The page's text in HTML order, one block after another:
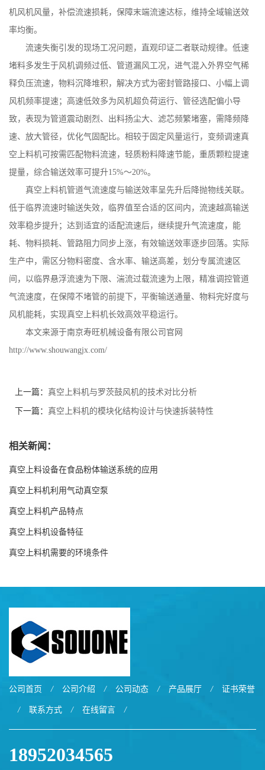
机风机风量，补偿流速损耗，保障末端流速达标，维持全域输送效
率均衡。
流速失衡引发的现场工况问题，直观印证二者联动规律。低速
堵料多发生于风机调频过低、管道漏风工况，进气混入外界空气稀
释负压流速，物料沉降堆积，解决方式为密封管路接口、小幅上调
风机频率提速；高速低效多为风机超负荷运行、管径选配偏小导
致，表现为管道震动剧烈、出料扬尘大、滤芯频繁堵塞，需降频降
速、放大管径，优化气固配比。相较于固定风量运行，变频调速真
空上料机可按需匹配物料流速，轻质粉料降速节能，重质颗粒提速
提量，综合输送效率可提升15%～20%。
真空上料机管道气流速度与输送效率呈先升后降抛物线关联。
低于临界流速时输送失效，临界值至合适的区间内，流速越高输送
效率稳步提升；达到适宜的适配流速后，继续提升气流速度，能
耗、物料损耗、管路阻力同步上涨，有效输送效率逐步回落。实际
生产中，需区分物料密度、含水率、输送高差，划分专属流速区
间，以临界悬浮流速为下限、湍流过载流速为上限，精准调控管道
气流速度，在保障不堵管的前提下，平衡输送通量、物料完好度与
风机能耗，实现真空上料机长效高效平稳运行。
本文来源于南京寿旺机械设备有限公司官网
http://www.shouwangjx.com/
上一篇： 真空上料机与罗茨鼓风机的技术对比分析
下一篇： 真空上料机的模块化结构设计与快速拆装特性
相关新闻：
真空上料设备在食品粉体输送系统的应用
真空上料机利用气动真空泵
真空上料机产品特点
真空上料机设备特征
真空上料机需要的环境条件
公司首页 / 公司介绍 / 公司动态 / 产品展厅 / 证书荣誉
/ 联系方式 / 在线留言 /
18952034565